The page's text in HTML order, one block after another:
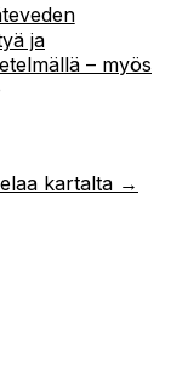
ja
– myös
kartalta →